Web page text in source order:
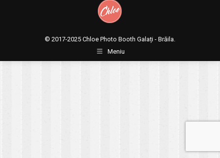
© 2017-2025 Chloe Photo Booth Galați - Brăila.
Meniu